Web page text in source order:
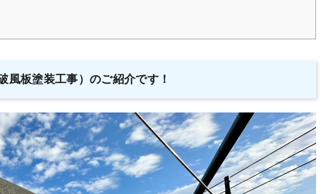
風板塗装工事）のご紹介です！